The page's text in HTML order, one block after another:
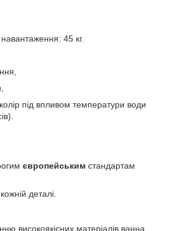
45 кг.
під впливом температури води
європейським стандартам
деталі.
високоякісних матеріалів ванна